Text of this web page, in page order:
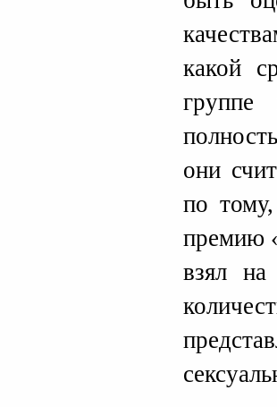
какой
группе
они
по
премию
взял